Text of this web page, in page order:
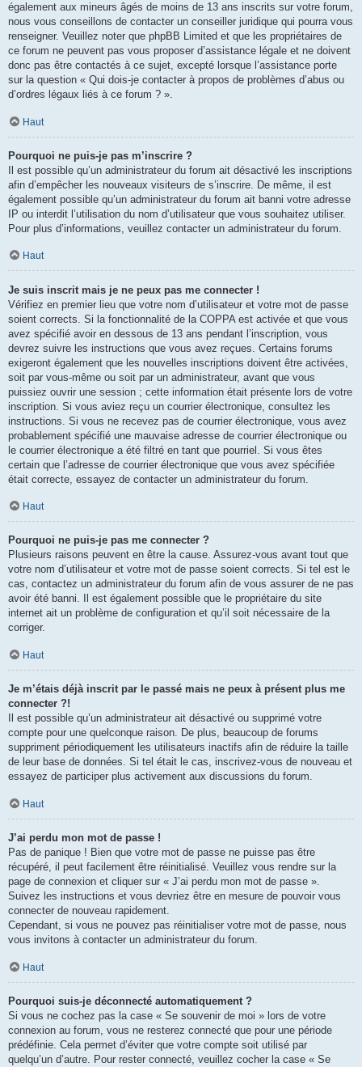
également aux mineurs âgés de moins de 13 ans inscrits sur votre forum,
nous vous conseillons de contacter un conseiller juridique qui pourra vous
renseigner. Veuillez noter que phpBB Limited et que les propriétaires de
ce forum ne peuvent pas vous proposer d’assistance légale et ne doivent
donc pas être contactés à ce sujet, excepté lorsque l’assistance porte
sur la question « Qui dois-je contacter à propos de problèmes d’abus ou
d’ordres légaux liés à ce forum ? ».
Haut
Pourquoi ne puis-je pas m’inscrire ?
Il est possible qu’un administrateur du forum ait désactivé les inscriptions
afin d’empêcher les nouveaux visiteurs de s’inscrire. De même, il est
également possible qu’un administrateur du forum ait banni votre adresse
IP ou interdit l’utilisation du nom d’utilisateur que vous souhaitez utiliser.
Pour plus d’informations, veuillez contacter un administrateur du forum.
Haut
Je suis inscrit mais je ne peux pas me connecter !
Vérifiez en premier lieu que votre nom d’utilisateur et votre mot de passe
soient corrects. Si la fonctionnalité de la COPPA est activée et que vous
avez spécifié avoir en dessous de 13 ans pendant l’inscription, vous
devrez suivre les instructions que vous avez reçues. Certains forums
exigeront également que les nouvelles inscriptions doivent être activées,
soit par vous-même ou soit par un administrateur, avant que vous
puissiez ouvrir une session ; cette information était présente lors de votre
inscription. Si vous aviez reçu un courrier électronique, consultez les
instructions. Si vous ne recevez pas de courrier électronique, vous avez
probablement spécifié une mauvaise adresse de courrier électronique ou
le courrier électronique a été filtré en tant que pourriel. Si vous êtes
certain que l’adresse de courrier électronique que vous avez spécifiée
était correcte, essayez de contacter un administrateur du forum.
Haut
Pourquoi ne puis-je pas me connecter ?
Plusieurs raisons peuvent en être la cause. Assurez-vous avant tout que
votre nom d’utilisateur et votre mot de passe soient corrects. Si tel est le
cas, contactez un administrateur du forum afin de vous assurer de ne pas
avoir été banni. Il est également possible que le propriétaire du site
internet ait un problème de configuration et qu’il soit nécessaire de la
corriger.
Haut
Je m’étais déjà inscrit par le passé mais ne peux à présent plus me
connecter ?!
Il est possible qu’un administrateur ait désactivé ou supprimé votre
compte pour une quelconque raison. De plus, beaucoup de forums
suppriment périodiquement les utilisateurs inactifs afin de réduire la taille
de leur base de données. Si tel était le cas, inscrivez-vous de nouveau et
essayez de participer plus activement aux discussions du forum.
Haut
J’ai perdu mon mot de passe !
Pas de panique ! Bien que votre mot de passe ne puisse pas être
récupéré, il peut facilement être réinitialisé. Veuillez vous rendre sur la
page de connexion et cliquer sur « J’ai perdu mon mot de passe ».
Suivez les instructions et vous devriez être en mesure de pouvoir vous
connecter de nouveau rapidement.
Cependant, si vous ne pouvez pas réinitialiser votre mot de passe, nous
vous invitons à contacter un administrateur du forum.
Haut
Pourquoi suis-je déconnecté automatiquement ?
Si vous ne cochez pas la case « Se souvenir de moi » lors de votre
connexion au forum, vous ne resterez connecté que pour une période
prédéfinie. Cela permet d’éviter que votre compte soit utilisé par
quelqu’un d’autre. Pour rester connecté, veuillez cocher la case « Se